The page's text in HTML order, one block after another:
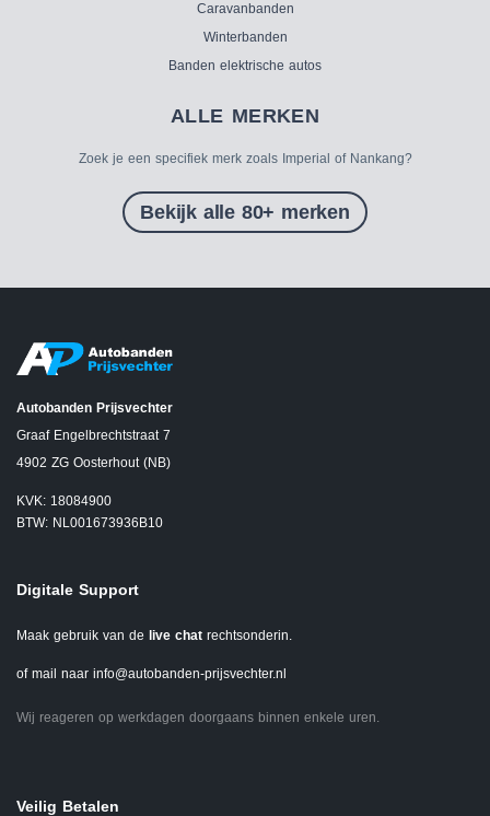
Caravanbanden
Winterbanden
Banden elektrische autos
ALLE MERKEN
Zoek je een specifiek merk zoals Imperial of Nankang?
Bekijk alle 80+ merken
Autobanden Prijsvechter
Graaf Engelbrechtstraat 7
4902 ZG Oosterhout (NB)
KVK: 18084900
BTW: NL001673936B10
Digitale Support
Maak gebruik van de live chat rechtsonderin.
of mail naar info@autobanden-prijsvechter.nl
Wij reageren op werkdagen doorgaans binnen enkele uren.
Veilig Betalen